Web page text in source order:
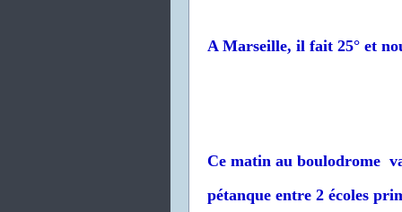
A Marseille, il fait 25° et
Ce matin au boulodrome
pétanque entre 2 écoles